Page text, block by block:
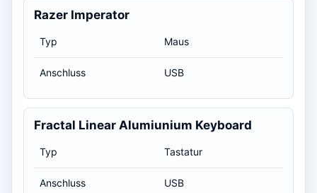
Razer Imperator
Typ Maus
Anschluss USB
Fractal Linear Alumiunium Keyboard
Typ Tastatur
Anschluss USB